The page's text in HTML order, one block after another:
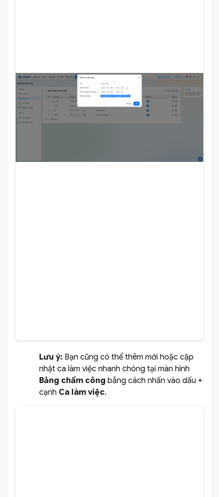
Lưu ý: Bạn cũng có thể thêm mới hoặc cập
nhật ca làm việc nhanh chóng tại màn hình
Bảng chấm công bằng cách nhấn vào dấu +
cạnh Ca làm việc.